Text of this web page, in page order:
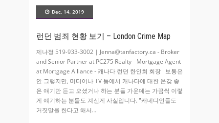
Dec, 14, 2019
런던 범죄 현황 보기 – London Crime Map
제나정 519-933-3002 | Jenna@tanfactory.ca - Broker
and Senior Partner at PC275 Realty - Mortgage Agent
at Mortgage Alliance - 캐나다 런던 한인회 회장 보통은
안 그렇지만, 미디어나 TV 등에서 캐나다에 대한 온갖 좋
은 얘기만 듣고 오셨거나 하는 분들 가운데는 가끔씩 이렇
게 얘기하는 분들도 계신게 사실입니다. "캐네디언들도
거짓말을 한다고 해서